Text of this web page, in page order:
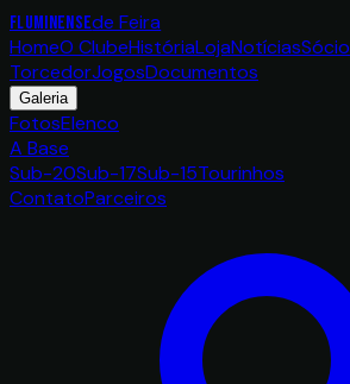
FLUMINENSEde Feira
HomeO ClubeHistóriaLojaNotíciasSócio
TorcedorJogosDocumentos
Galeria
FotosElenco
A Base
Sub-20Sub-17Sub-15Tourinhos
ContatoParceiros